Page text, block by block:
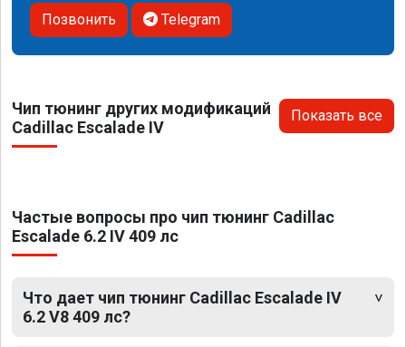
Позвонить Telegram
Чип тюнинг других модификаций
Cadillac Escalade IV
Показать все
Частые вопросы про чип тюнинг Cadillac
Escalade 6.2 IV 409 лс
Что дает чип тюнинг Cadillac Escalade IV
6.2 V8 409 лс?